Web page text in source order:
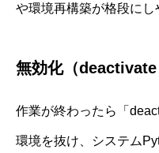
や環境再構築が格段にし
無効化（deactivate
作業が終わったら「
環境を抜け、システム